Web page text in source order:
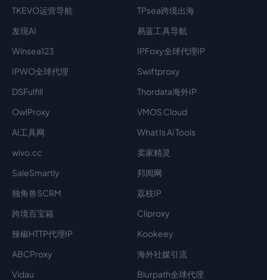
TKEVO运营导航
TPsea跨境出海
发现AI
易蓝工具导航
Winsea123
IPFoxy全球代理IP
IPWO全球代理
Swiftproxy
DSFulfill
Thordata海外IP
OwlProxy
VMOS Cloud
AI工具网
What Is Ai Tools
wivo.cc
卖家精灵
SaleSmartly
邦阅网
独角兽SCRM
荔枝IP
跨境百宝箱
Cliproxy
辣椒HTTP代理IP
Kookeey
ABCProxy
海外社媒引流
Vidau
Blurpath全球代理